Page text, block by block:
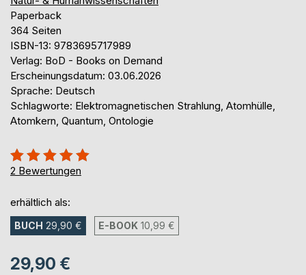
Paperback
364 Seiten
ISBN-13: 9783695717989
Verlag: BoD - Books on Demand
Erscheinungsdatum: 03.06.2026
Sprache: Deutsch
Schlagworte: Elektromagnetischen Strahlung, Atomhülle,
Atomkern, Quantum, Ontologie
Bewertung::
100%
2 Bewertungen
erhältlich als:
BUCH 29,90 € E-BOOK 10,99 €
29,90 €